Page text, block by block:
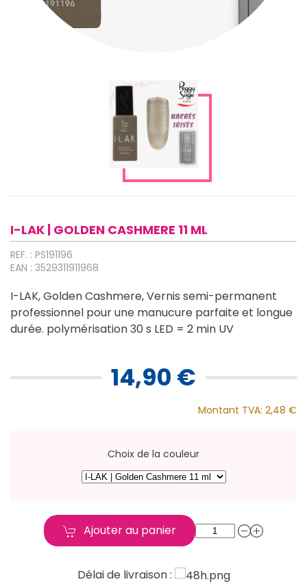
I-LAK | GOLDEN CASHMERE 11 ML
REF. : PS191196
EAN : 3529311911968
I-LAK, Golden Cashmere, Vernis semi-permanent
professionnel pour une manucure parfaite et longue
durée. polymérisation 30 s LED = 2 min UV
14,90 €
Montant TVA: 2,48 €
Choix de la couleur
Ajouter au panier
Délai de livraison :